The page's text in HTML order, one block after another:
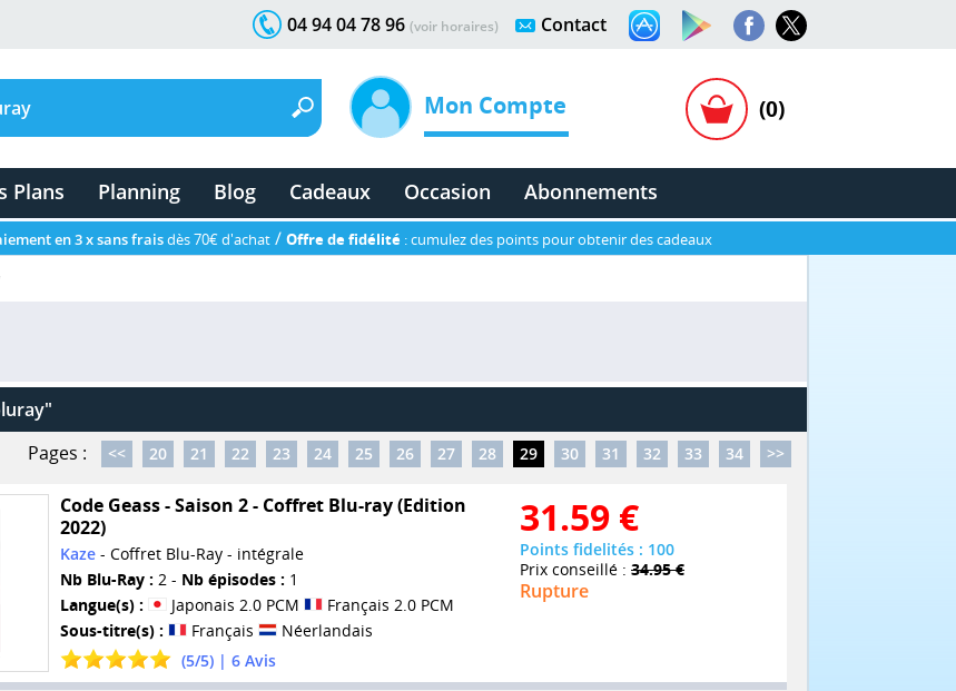
Contact
04 94 04 78 96 (voir horaires)
Mon Compte (0)
Plans Planning Blog Cadeaux Occasion Abonnements
en 3 x sans fraisdès 70€ d'achat / Offre de fidélité : cumulez des points pour obtenir des cadeaux
Pages : << 20 21 22 23 24 25 26 27 28 29 30 31 32 33 34 >>
Code Geass - Saison 2 - Coffret Blu-ray (Edition
2022)
Kaze- Coffret Blu-Ray - intégrale
Nb Blu-Ray : 2 - Nb épisodes : 1
Langue(s) :
Japonais 2.0 PCM
Français 2.0 PCM
Sous-titre(s) :
Français
Néerlandais
(5/5) | 6Avis
31.59 €
Points fidelités : 100
Prix conseillé : 34.95 €
Rupture